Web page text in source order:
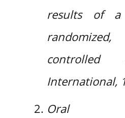
results of a
controlled
International,
Oral L-